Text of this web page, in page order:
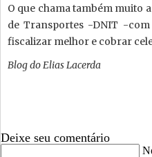
O que chama também muito
de Transportes -DNIT -
fiscalizar melhor e cobrar
Blog do Elias Lacerda
Deixe seu comentário